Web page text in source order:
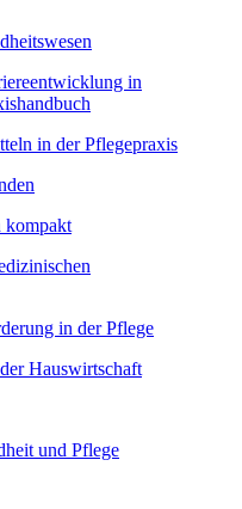
in
in der Pflegepraxis
kompakt
in der Pflege
Hauswirtschaft
und Pflege